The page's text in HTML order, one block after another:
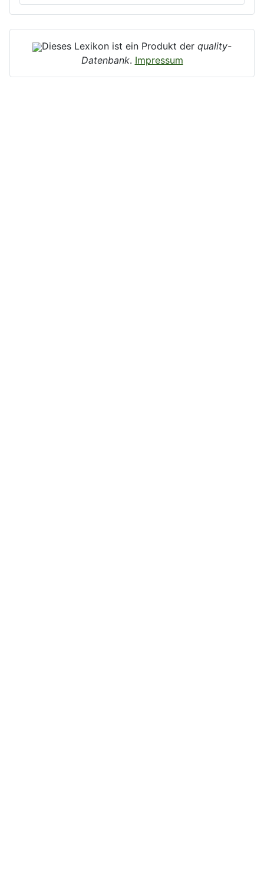
Dieses Lexikon ist ein Produkt der quality-
Datenbank. Impressum